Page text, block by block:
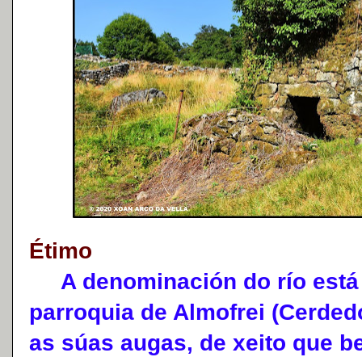
Étimo
A denominación do río está
parroquia de Almofrei
as súas augas, de xeito que